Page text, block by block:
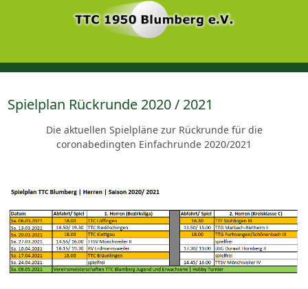
Spielplan Rückrunde 2020 / 2021
Die aktuellen Spielpläne zur Rückrunde für die
coronabedingten Einfachrunde 2020/2021